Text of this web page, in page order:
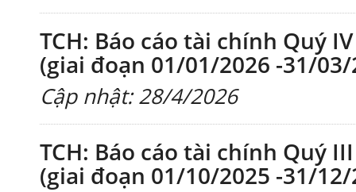
TCH: Báo cáo tài chính Quý
(giai đoạn 01/01/2026 -31/03/
Cập nhật: 28/4/2026
TCH: Báo cáo tài chính Quý
(giai đoạn 01/10/2025 -31/12/